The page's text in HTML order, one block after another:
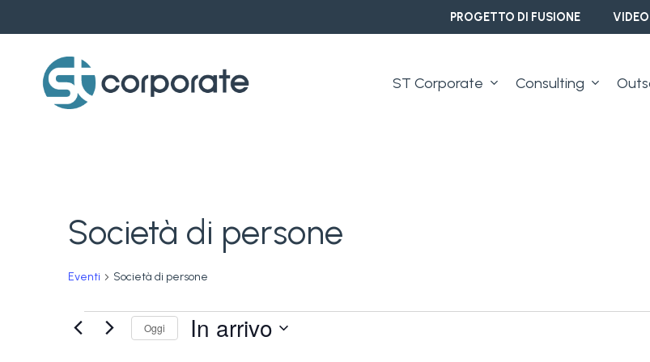
to
content
PROGETTO DI FUSIONE VIDEO
ST Corporate Consulting
Società di persone
Eventi Società di persone
Eventi
Oggi In arrivo